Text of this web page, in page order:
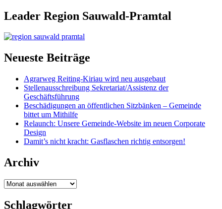
Leader Region Sauwald-Pramtal
Neueste Beiträge
Agrarweg Reiting-Kiriau wird neu ausgebaut
Stellenausschreibung Sekretariat/Assistenz der
Geschäftsführung
Beschädigungen an öffentlichen Sitzbänken – Gemeinde
bittet um Mithilfe
Relaunch: Unsere Gemeinde-Website im neuen Corporate
Design
Damit’s nicht kracht: Gasflaschen richtig entsorgen!
Archiv
Archiv
Schlagwörter